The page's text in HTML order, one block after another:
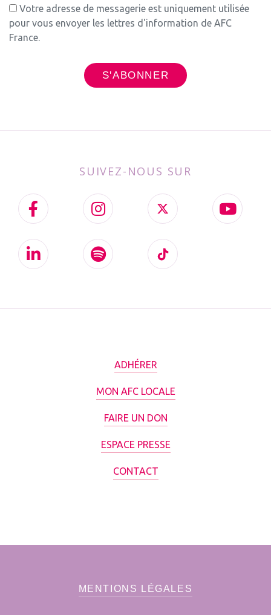
Votre adresse de messagerie est uniquement utilisée
pour vous envoyer les lettres d'information de AFC
France.
SUIVEZ-NOUS SUR
ADHÉRER
MON AFC LOCALE
FAIRE UN DON
ESPACE PRESSE
CONTACT
MENTIONS LÉGALES